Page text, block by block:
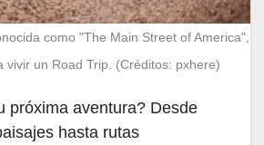
como "The Main Street of America",
vivir un Road Trip. (Créditos: pxhere)
próxima aventura? Desde
hasta rutas